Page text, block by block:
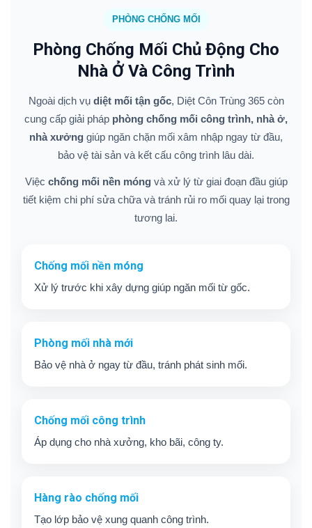
PHÒNG CHỐNG MỐI
Phòng Chống Mối Chủ Động Cho
Nhà Ở Và Công Trình
Ngoài dịch vụ diệt mối tận gốc, Diệt Côn Trùng 365 còn
cung cấp giải pháp phòng chống mối công trình, nhà ở,
nhà xưởng giúp ngăn chặn mối xâm nhập ngay từ đầu,
bảo vệ tài sản và kết cấu công trình lâu dài.
Việc chống mối nền móngvà xử lý từ giai đoạn đầu giúp
tiết kiệm chi phí sửa chữa và tránh rủi ro mối quay lại trong
tương lai.
Chống mối nền móng
Xử lý trước khi xây dựng giúp ngăn mối từ gốc.
Phòng mối nhà mới
Bảo vệ nhà ở ngay từ đầu, tránh phát sinh mối.
Chống mối công trình
Áp dụng cho nhà xưởng, kho bãi, công ty.
Hàng rào chống mối
Tạo lớp bảo vệ xung quanh công trình.